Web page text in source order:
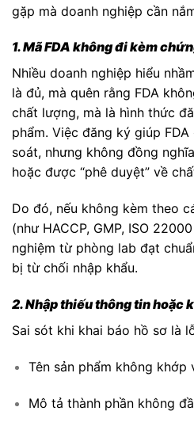
gặp mà doanh nghiệp cần
1. Mã FDA không đi kèm
Nhiều doanh nghiệp hiểu
là đủ, mà quên rằng FDA
chất lượng, mà là hình thức
phẩm. Việc đăng ký giúp
soát, nhưng không đồng
hoặc được “phê duyệt” về
Do đó, nếu không kèm theo
(như HACCP, GMP, ISO
nghiệm từ phòng lab đạt
bị từ chối nhập khẩu.
2. Nhập thiếu thông tin hoặc
Sai sót khi khai báo hồ sơ là
Tên sản phẩm không khớp
Mô tả thành phần không